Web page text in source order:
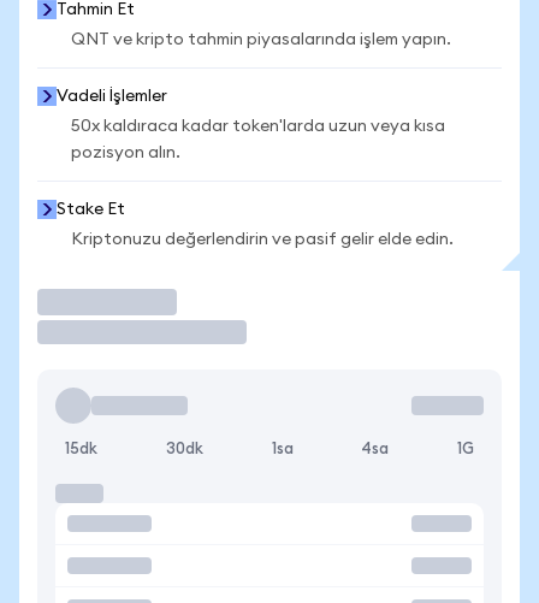
Tahmin Et
QNT ve kripto tahmin piyasalarında işlem yapın.
Vadeli İşlemler
50x kaldıraca kadar token'larda uzun veya kısa
pozisyon alın.
Stake Et
Kriptonuzu değerlendirin ve pasif gelir elde edin.
15dk 30dk 1sa 4sa 1G